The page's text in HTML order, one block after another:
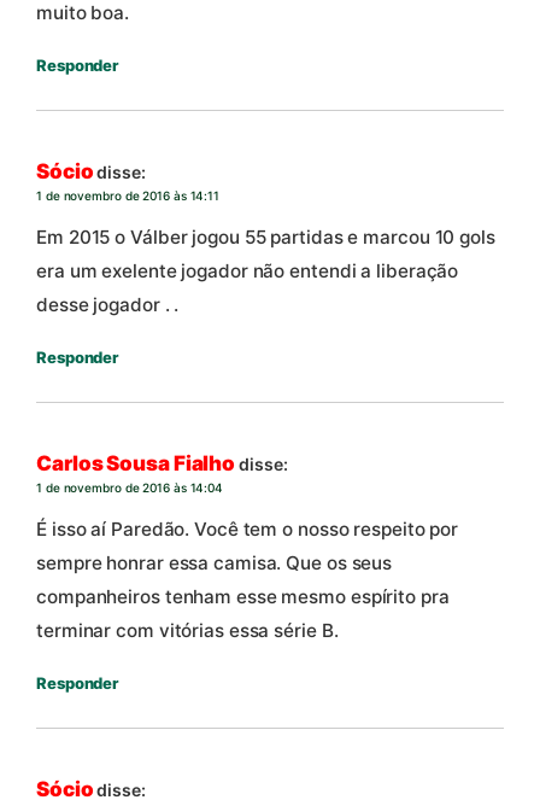
muito boa.
Responder
Sócio disse:
1 de novembro de 2016 às 14:11
Em 2015 o Válber jogou 55 partidas e marcou 10 gols
era um exelente jogador não entendi a liberação
desse jogador . .
Responder
Carlos Sousa Fialho disse:
1 de novembro de 2016 às 14:04
É isso aí Paredão. Você tem o nosso respeito por
sempre honrar essa camisa. Que os seus
companheiros tenham esse mesmo espírito pra
terminar com vitórias essa série B.
Responder
Sócio disse: